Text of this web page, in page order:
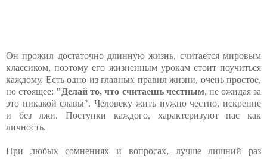
Он прожил достаточно длинную жизнь, считается мировым
классиком, поэтому его жизненным урокам стоит поучиться
каждому. Есть одно из главных правил жизни, очень простое,
но стоящее: "Делай то, что считаешь честным, не ожидая за
это никакой славы". Человеку жить нужно честно, искренне
и без лжи. Поступки каждого, характеризуют нас как
личность.
При любых сомнениях и вопросах, лучше лишний раз